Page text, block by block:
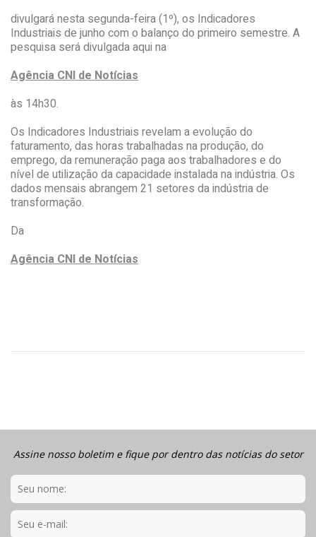
divulgará nesta segunda-feira (1º), os Indicadores
Industriais de junho com o balanço do primeiro semestre. A
pesquisa será divulgada aqui na
Agência CNI de Notícias
às 14h30.
Os Indicadores Industriais revelam a evolução do
faturamento, das horas trabalhadas na produção, do
emprego, da remuneração paga aos trabalhadores e do
nível de utilização da capacidade instalada na indústria. Os
dados mensais abrangem 21 setores da indústria de
transformação.
Da
Agência CNI de Notícias
Assine nosso boletim e fique por dentro das notícias do setor